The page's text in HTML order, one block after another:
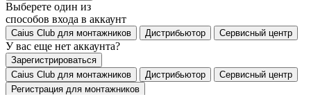
Выберете один из
способов входа в аккаунт
Caius Club для монтажников Дистрибьютор Сервисный центр
У вас еще нет аккаунта?
Зарегистрироваться
Caius Club для монтажников
Дистрибьютор
Сервисный центр
Регистрация для монтажников